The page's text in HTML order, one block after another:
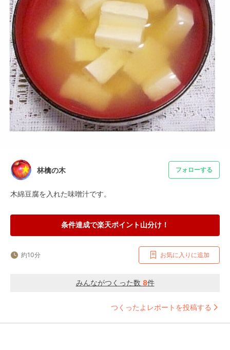
林檎の木 フォローする
木綿豆腐を入れた味噌汁です。
条件達成で楽天ポイント山分け！
約10分 お気に入りに追加
みんながつくった数 8件
つくったよレポートを投稿する